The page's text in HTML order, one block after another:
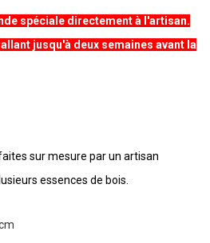
spéciale directement à l'artisan.
jusqu'à deux semaines avant la
sur mesure par un artisan
essences de bois.